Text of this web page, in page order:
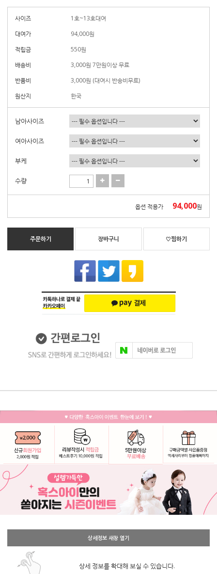
사이즈
1호~13호대여
대여가
94,000원
적립금
550원
배송비
3,000원 7만원이상 무료
반품비
3,000원 (대여시 반송비무료)
원산지
한국
남아사이즈
여아사이즈
부케
수량
옵션 적용가 94,000원
주문하기 장바구니 ♡찜하기
상세정보 새창 열기
상세 정보를 확대해 보실 수 있습니다.